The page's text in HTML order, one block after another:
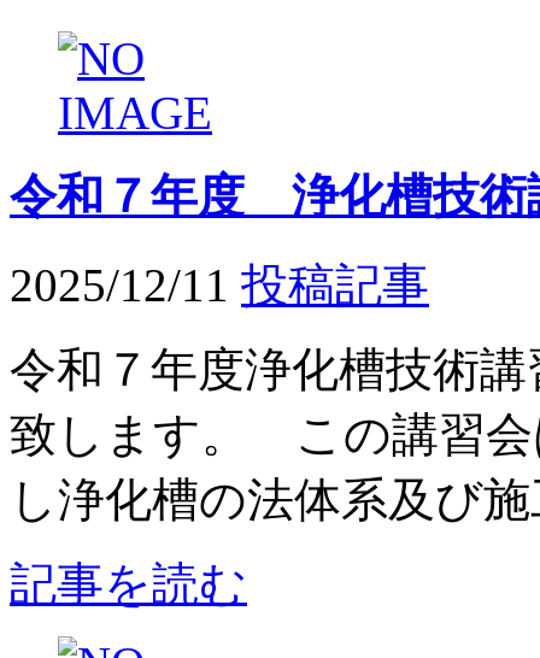
令和７年度 浄化槽技術
2025/12/11 投稿記事
令和７年度浄化槽技術
致します。 この講習会
し浄化槽の法体系及び
記事を読む